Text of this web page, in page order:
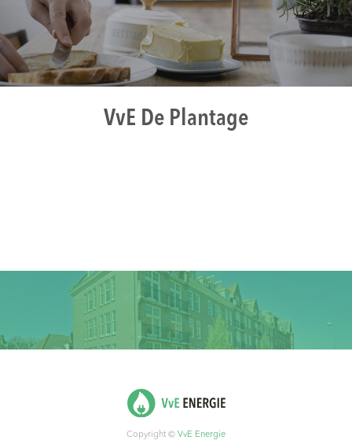
VvE De Plantage
Copyright © VvE Energie